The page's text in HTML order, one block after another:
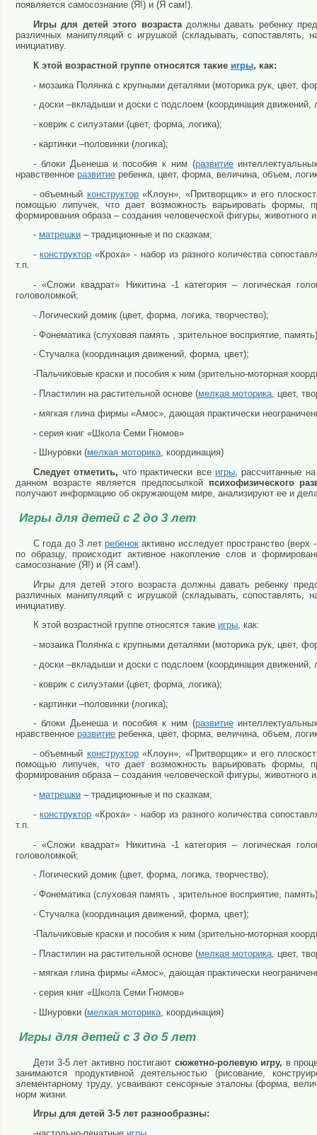
появляется самосознание (Я!) и (Я сам!).
Игры для детей этого возрастадолжны давать ребенку
различных манипуляций с игрушкой (складывать, сопоставлять,
инициативу.
К этой возрастной группе относятся такие игры, как:
- мозаика Полянка с крупными деталями (моторика рук, цвет,
- доски –вкладыши и доски с подслоем (координация движений,
- коврик с силуэтами (цвет, форма, логика);
- картинки –половинки (логика);
- блоки Дьенеша и пособия к ним (развитие
нравственное развитие ребенка, цвет, форма, величина, объем,
- объемный конструктор«Клоун», «Притворщик» и его
помощью липучек, что дает возможность варьировать формы,
формирования образа – создания человеческой фигуры, животного
- матрешки – традиционные и по сказкам;
-конструктор «Кроха» - набор из разного количества
т.п.
- «Сложи квадрат» Никитина -1 категория – логическая
головоломкой;
- Логический домик (цвет, форма, логика, творчество);
- Фонематика (слуховая память , зрительное восприятие,
- Стучалка (координация движений, форма, цвет);
-Пальчиковые краски и пособия к ним (зрительно-моторная
- Пластилин на растительной основе (мелкая моторика, цвет,
- мягкая глина фирмы «Амос», дающая практически
- серия книг «Школа Семи Гномов»
- Шнуровки (мелкая моторика, координация)
Следует отметить, что практически все игры, рассчитанные
данном возрасте является предпосылкой психофизического
получают информацию об окружающем мире, анализируют ее и
Игры для детей с 2 до 3 лет
С года до 3 лет ребенокактивно исследует пространство (верх
по образцу, происходит активное накопление слов и
самосознание (Я!) и (Я сам!).
Игры для детей этого возраста должны давать ребенку
различных манипуляций с игрушкой (складывать, сопоставлять,
инициативу.
К этой возрастной группе относятся такие игры, как:
- мозаика Полянка с крупными деталями (моторика рук, цвет,
- доски –вкладыши и доски с подслоем (координация движений,
- коврик с силуэтами (цвет, форма, логика);
- картинки –половинки (логика);
- блоки Дьенеша и пособия к ним (развитие
нравственное развитие ребенка, цвет, форма, величина, объем,
- объемный конструктор«Клоун», «Притворщик» и его
помощью липучек, что дает возможность варьировать формы,
формирования образа – создания человеческой фигуры, животного
- матрешки – традиционные и по сказкам;
-конструктор «Кроха» - набор из разного количества
т.п.
- «Сложи квадрат» Никитина -1 категория – логическая
головоломкой;
- Логический домик (цвет, форма, логика, творчество);
- Фонематика (слуховая память , зрительное восприятие,
- Стучалка (координация движений, форма, цвет);
-Пальчиковые краски и пособия к ним (зрительно-моторная
- Пластилин на растительной основе (мелкая моторика , цвет,
- мягкая глина фирмы «Амос», дающая практически
- серия книг «Школа Семи Гномов»
- Шнуровки (мелкая моторика , координация)
Игры для детей с 3 до 5 лет
Дети 3-5 лет активно постигают сюжетно-ролевую игру, в
занимаются продуктивной деятельностью (рисование,
элементарному труду, усваивают сенсорные эталоны (форма,
норм жизни.
Игры для детей 3-5 лет разнообразны: